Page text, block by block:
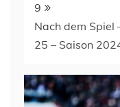
9
Nach dem Spiel
25 – Saison